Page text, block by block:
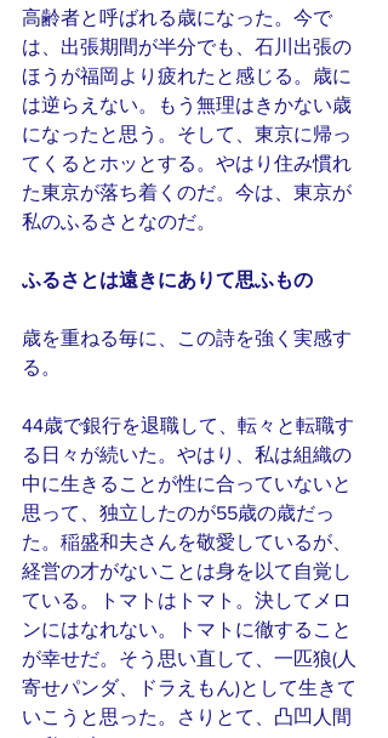
高齢者と呼ばれる歳になった。今で
は、出張期間が半分でも、石川出張の
ほうが福岡より疲れたと感じる。歳に
は逆らえない。もう無理はきかない歳
になったと思う。そして、東京に帰っ
てくるとホッとする。やはり住み慣れ
た東京が落ち着くのだ。今は、東京が
私のふるさとなのだ。
ふるさとは遠きにありて思ふもの
歳を重ねる毎に、この詩を強く実感す
る。
44歳で銀行を退職して、転々と転職す
る日々が続いた。やはり、私は組織の
中に生きることが性に合っていないと
思って、独立したのが55歳の歳だっ
た。稲盛和夫さんを敬愛しているが、
経営の才がないことは身を以て自覚し
ている。トマトはトマト。決してメロ
ンにはなれない。トマトに徹すること
が幸せだ。そう思い直して、一匹狼(人
寄せパンダ、ドラえもん)として生きて
いこうと思った。さりとて、凸凹人間